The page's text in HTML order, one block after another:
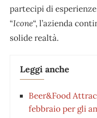
partecipi di
“Icone“, l’azienda
solide realtà.
Leggi anche
Beer&Food
febbraio per gli